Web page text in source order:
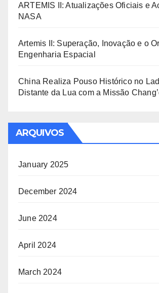
ARTEMIS II: Atualizações Oficiais e
NASA
Artemis II: Superação, Inovação e o
Engenharia Espacial
China Realiza Pouso Histórico no
Distante da Lua com a Missão
ARQUIVOS
January 2025
December 2024
June 2024
April 2024
March 2024